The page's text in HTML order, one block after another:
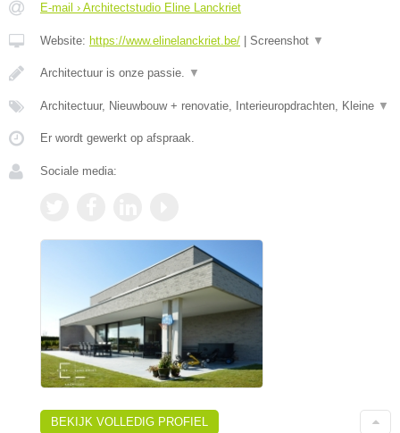
E-mail › Architectstudio Eline Lanckriet
Website: https://www.elinelanckriet.be/ Screenshot ▼
Architectuur is onze passie. ▼
Architectuur, Nieuwbouw + renovatie, Interieuropdrachten, Kleine ▼
Er wordt gewerkt op afspraak.
Sociale media:
BEKIJK VOLLEDIG PROFIEL